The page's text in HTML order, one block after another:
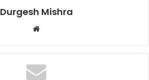
Durgesh Mishra
Website